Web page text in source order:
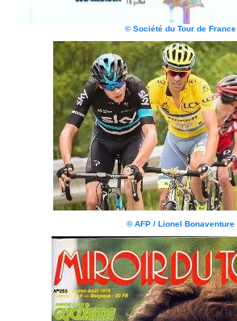
© Société du Tour de France
© AFP / Lionel Bonaventure